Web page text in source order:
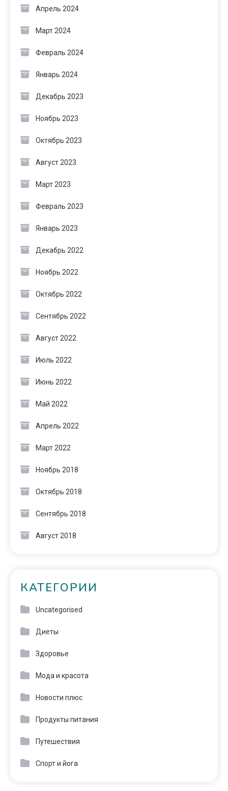
Апрель 2024
Март 2024
Февраль 2024
Январь 2024
Декабрь 2023
Ноябрь 2023
Октябрь 2023
Август 2023
Март 2023
Февраль 2023
Январь 2023
Декабрь 2022
Ноябрь 2022
Октябрь 2022
Сентябрь 2022
Август 2022
Июль 2022
Июнь 2022
Май 2022
Апрель 2022
Март 2022
Ноябрь 2018
Октябрь 2018
Сентябрь 2018
Август 2018
КАТЕГОРИИ
Uncategorised
Диеты
Здоровье
Мода и красота
Новости плюс
Продукты питания
Путешествия
Спорт и йога